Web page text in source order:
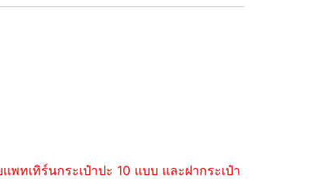
ทเทิร์นกระเป๋าปะ 10 แบบ และฝากระเป๋า